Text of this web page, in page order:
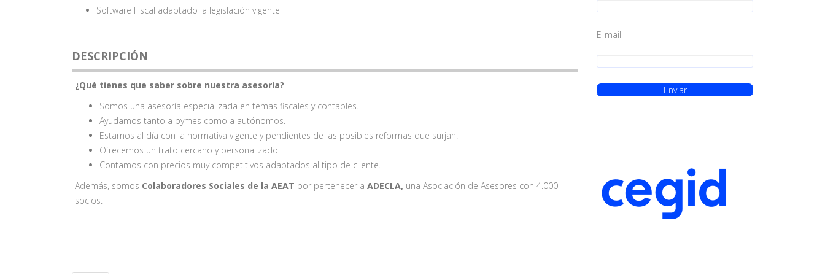
Software Fiscal adaptado la legislación vigente
DESCRIPCIÓN
¿Qué tienes que saber sobre nuestra asesoría?
Somos una asesoría especializada en temas fiscales y contables.
Ayudamos tanto a pymes como a autónomos.
Estamos al día con la normativa vigente y pendientes de las posibles reformas que surjan.
Ofrecemos un trato cercano y personalizado.
Contamos con precios muy competitivos adaptados al tipo de cliente.
Además, somos Colaboradores Sociales de la AEAT por pertenecer a ADECLA, una Asociación de Asesores con 4.000
socios.
E-mail